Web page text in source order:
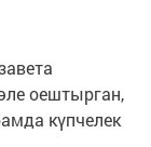
оештырган,
күпчелек